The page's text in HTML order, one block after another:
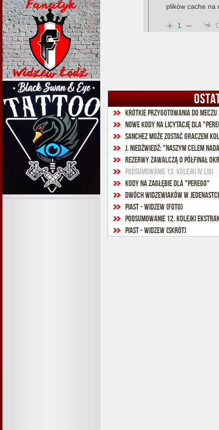
plików cache na
1
Krótkie przygotowania do meczu
Nowe kody na licytację dla
Sanchez może zostać graczem
J. Niedźwiedź: "Naszym celem
Rezerwy zawalczą o półfinał
Podsumowanie 13. kolejki IV ligi
Kody na Zagłębie dla "Perego"
Dwóch widzewiaków w
Piast - Widzew (foto)
Podsumowanie 12. kolejki
Piast - Widzew (skrót)